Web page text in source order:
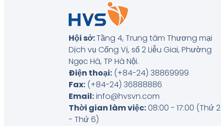
Hội sở:Tầng 4, Trung tâm Thương mại
Dịch vụ Cống Vị, số 2 Liễu Giai, Phường
Ngọc Hà, TP Hà Nội.
Điện thoại:(+84-24) 38869999
Fax:(+84-24) 36888886
Email:info@hvsvn.com
Thời gian làm việc:08:00 - 17:00 (Thứ 2
- Thứ 6)